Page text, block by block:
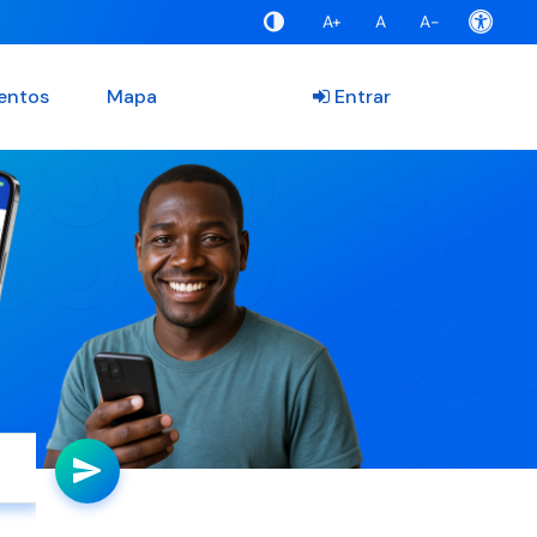
A+ A A-
Mapa Entrar